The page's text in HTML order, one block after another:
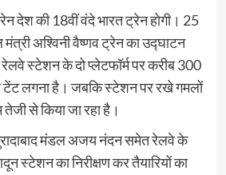
देश की 18वीं वंदे भारत ट्रेन होगी। 25
अश्विनी वैष्णव ट्रेन का उद्घाटन
स्टेशन के दो प्लेटफॉर्म पर करीब 300
टेंट लगना है। जबकि स्टेशन पर रखे गमलों
से किया जा रहा है।
मंडल अजय नंदन समेत रेलवे के
स्टेशन का निरीक्षण कर तैयारियों का